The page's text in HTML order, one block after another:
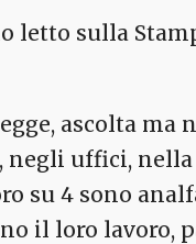
letto sulla
ascolta ma
negli uffici,
su 4 sono
il loro lavoro,